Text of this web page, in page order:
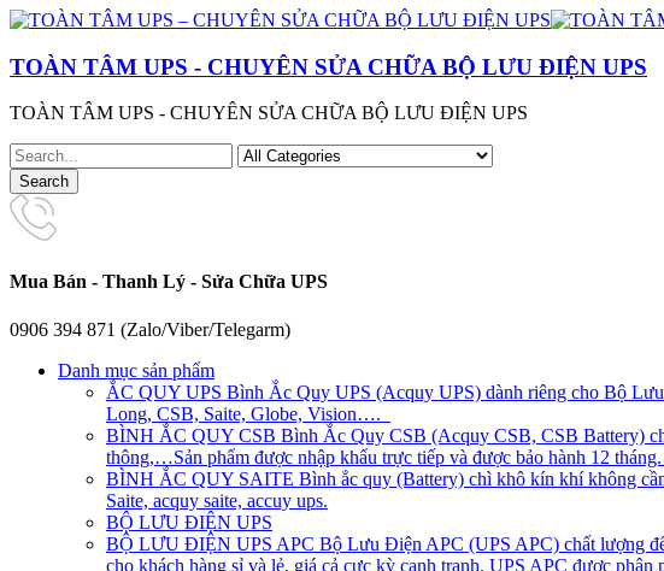
TOÀN TÂM UPS - CHUYÊN SỬA CHỮA BỘ LƯU ĐIỆN UPS
TOÀN TÂM UPS - CHUYÊN SỬA CHỮA BỘ LƯU ĐIỆN UPS
Mua Bán - Thanh Lý - Sửa Chữa UPS
0906 394 871 (Zalo/Viber/Telegarm)
Danh mục sản phẩm
ẮC QUY UPS Bình Ắc Quy UPS (Acquy UPS) dành riêng cho Bộ
Long, CSB, Saite, Globe, Vision….
BÌNH ẮC QUY CSB Bình Ắc Quy CSB (Acquy CSB, CSB Battery)
thông,…Sản phẩm được nhập khẩu trực tiếp và được bảo hành 12
BÌNH ẮC QUY SAITE Bình ắc quy (Battery) chì khô kín khí không
Saite, acquy saite, accuy ups.
BỘ LƯU ĐIỆN UPS
BỘ LƯU ĐIỆN UPS APC Bộ Lưu Điện APC (UPS APC) chất lượng
cho khách hàng sỉ và lẻ, giá cả cực kỳ cạnh tranh. UPS APC được